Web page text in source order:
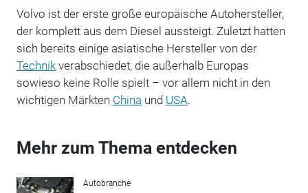
Volvo ist der erste große europäische Autohersteller,
der komplett aus dem Diesel aussteigt. Zuletzt hatten
sich bereits einige asiatische Hersteller von der
Technikverabschiedet, die außerhalb Europas
sowieso keine Rolle spielt – vor allem nicht in den
wichtigen Märkten China und USA.
Mehr zum Thema entdecken
Autobranche